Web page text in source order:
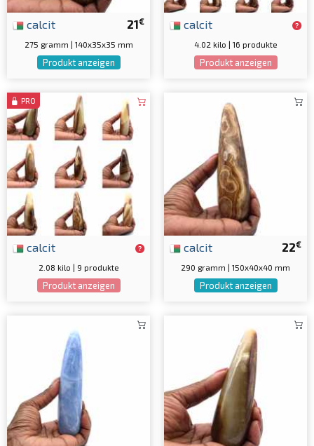
21€
calcit
275 gramm | 140x35x35 mm
Produkt anzeigen
calcit
4.02 kilo | 16 produkte
Produkt anzeigen
PRO
calcit
2.08 kilo | 9 produkte
Produkt anzeigen
22€
calcit
290 gramm | 150x40x40 mm
Produkt anzeigen